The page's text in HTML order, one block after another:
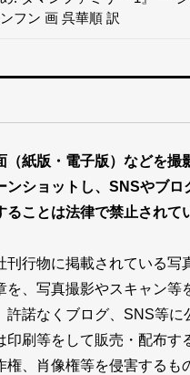
フン 画 呉華順 訳
（紙版・電子版）などを撮
ンショットし、SNSやブロ
ることは法律で禁止されて
刊行物に掲載されている写
を、写真撮影やスキャン等
許諾なくブログ、SNS等に
印刷等をして販売・配布す
権、肖像権等を侵害するも